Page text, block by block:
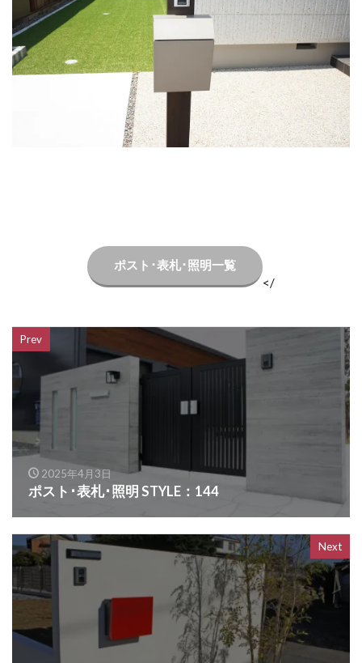
ポスト･表札･照明一覧
</
Prev
2025年4月3日
ポスト･表札･照明 STYLE：144
Next
LIXIL ファンクションユニット アクシィ
LIXIL ファンクションユニット ウィルモダン
LIXIL フェンスAB
LIXIL ブラケットウォールライト
LIXIL プレスタフェンス
LIXIL プレミエス
LIXIL プログコートフェンス
LIXIL ベルニューズ
LIXIL ラフィーネ門扉
LIXIL 門柱灯
LIXIL 開き門扉AB
OnlyOne ヴェリータヌーボS
OnlyOne ウォールマウントライト
OnlyOne エッジネームプレート
OnlyOne サブレ
OnlyOne ショーケース エントランスユニット
OnlyOne ショーケース専用ボーノ
OnlyOne シンライト
OnlyOne スマートポール セレクト
OnlyOne セレーノ
OnlyOne ティンバー
OnlyOne テンピオ
OnlyOne ナミプラス アール
OnlyOne ニューヨークスタイル